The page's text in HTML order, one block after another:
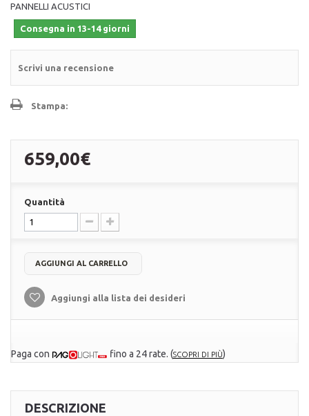
PANNELLI ACUSTICI
Consegna in 13-14 giorni
Scrivi una recensione
Stampa:
659,00€
Quantità
AGGIUNGI AL CARRELLO
Aggiungi alla lista dei desideri
Paga con fino a 24 rate. (SCOPRI DI PIÙ)
DESCRIZIONE